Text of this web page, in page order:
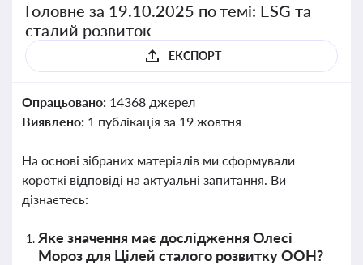
Головне за 19.10.2025 по темі: ESG та
сталий розвиток
ЕКСПОРТ
Опрацьовано: 14368 джерел
Виявлено: 1 публікація за 19 жовтня
На основі зібраних матеріалів ми сформували
короткі відповіді на актуальні запитання. Ви
дізнаєтесь:
Яке значення має дослідження Олесі
Мороз для Цілей сталого розвитку ООН?